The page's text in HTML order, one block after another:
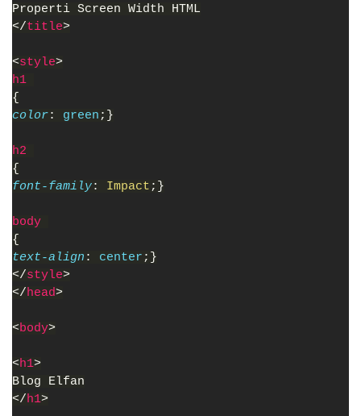
Properti Screen Width HTML
</title>
<style>
h1
{
color: green ;}
h2
{
font-family: Impact ;}
body
{
text-align : center ;}
</style>
</head>
<body>
<h1>
Blog Elfan
</h1>